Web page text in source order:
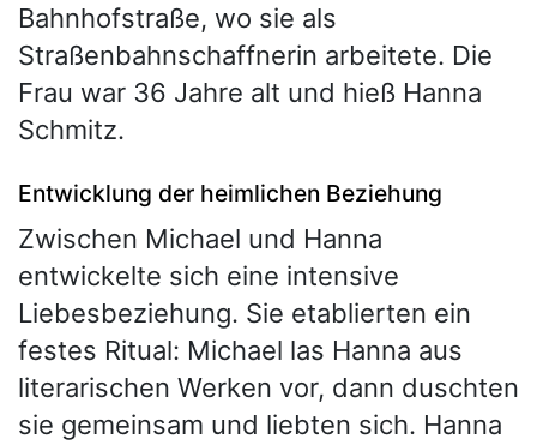
Bahnhofstraße, wo sie als
Straßenbahnschaffnerin arbeitete. Die
Frau war 36 Jahre alt und hieß Hanna
Schmitz.
Entwicklung der heimlichen Beziehung
Zwischen Michael und Hanna
entwickelte sich eine intensive
Liebesbeziehung. Sie etablierten ein
festes Ritual: Michael las Hanna aus
literarischen Werken vor, dann duschten
sie gemeinsam und liebten sich. Hanna